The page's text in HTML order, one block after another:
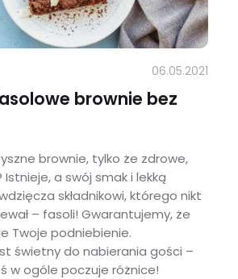
06.05.2021
brownie bez
brownie, tylko że zdrowe,
Istnieje, a swój smak i lekką
składnikowi, którego nikt
– fasoli! Gwarantujemy, że
Twoje podniebienie.
świetny do nabierania gości –
w ogóle poczuje różnice!